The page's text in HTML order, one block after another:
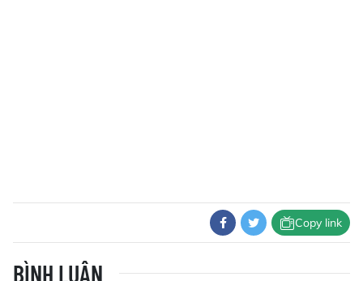
Copy link
BÌNH LUẬN